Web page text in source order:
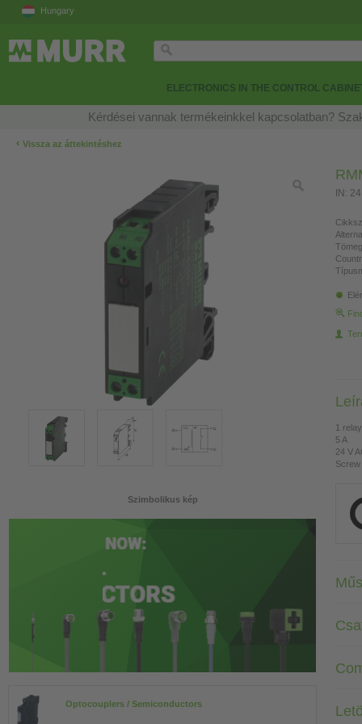
Hungary
ELECTRONICS IN THE CONTROL
Kérdései vannak termékeinkkel kapcsolatban?
‹ Vissza az áttekintéshez
Szimbolikus kép
Optocouplers / Semiconductors
IN:
1
5 A
24 V